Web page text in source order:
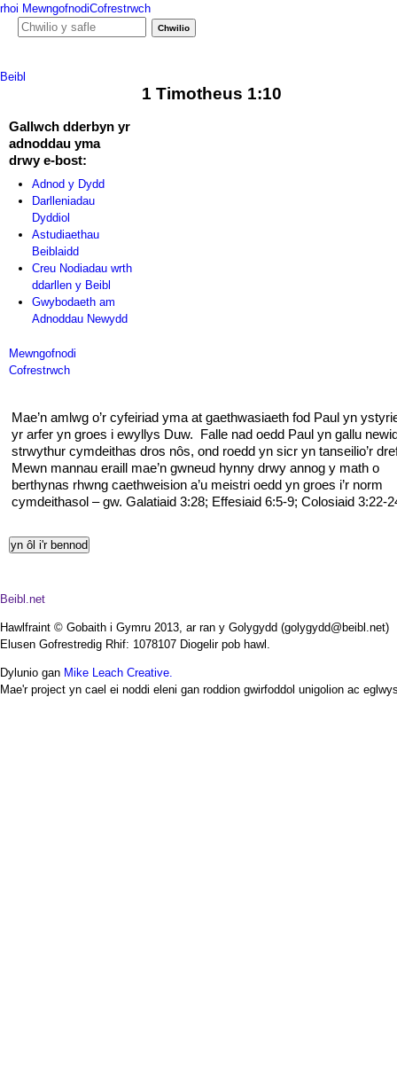
rhoi MewngofnodiCofrestrwch
Ffurf chwiliad
Chwilio y safle
Beibl
Gallwch dderbyn yr
adnoddau yma
drwy e-bost:
Adnod y Dydd
Darlleniadau
Dyddiol
Astudiaethau
Beiblaidd
Creu Nodiadau wrth
ddarllen y Beibl
Gwybodaeth am
Adnoddau Newydd
Mewngofnodi
Cofrestrwch
1 Timotheus 1:10
Mae’n amlwg o’r cyfeiriad yma at gaethwasiaeth fod Paul yn
yr arfer yn groes i ewyllys Duw. Falle nad oedd Paul yn gallu
strwythur cymdeithas dros nôs, ond roedd yn sicr yn tanseilio’r
Mewn mannau eraill mae’n gwneud hynny drwy annog y math o
berthynas rhwng caethweision a’u meistri oedd yn groes i’r norm
cymdeithasol – gw. Galatiaid 3:28; Effesiaid 6:5-9; Colosiaid 3:22-
Beibl.net
Hawlfraint © Gobaith i Gymru 2013, ar ran y Golygydd (golygydd@beibl.net)
Elusen Gofrestredig Rhif: 1078107 Diogelir pob hawl.
Dylunio gan Mike Leach Creative.
Mae'r project yn cael ei noddi eleni gan roddion gwirfoddol unigolion ac